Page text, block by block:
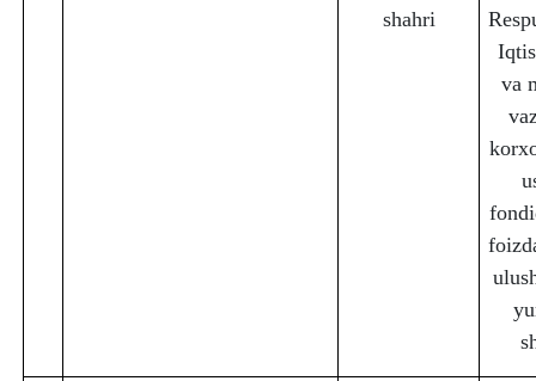
shahri
va